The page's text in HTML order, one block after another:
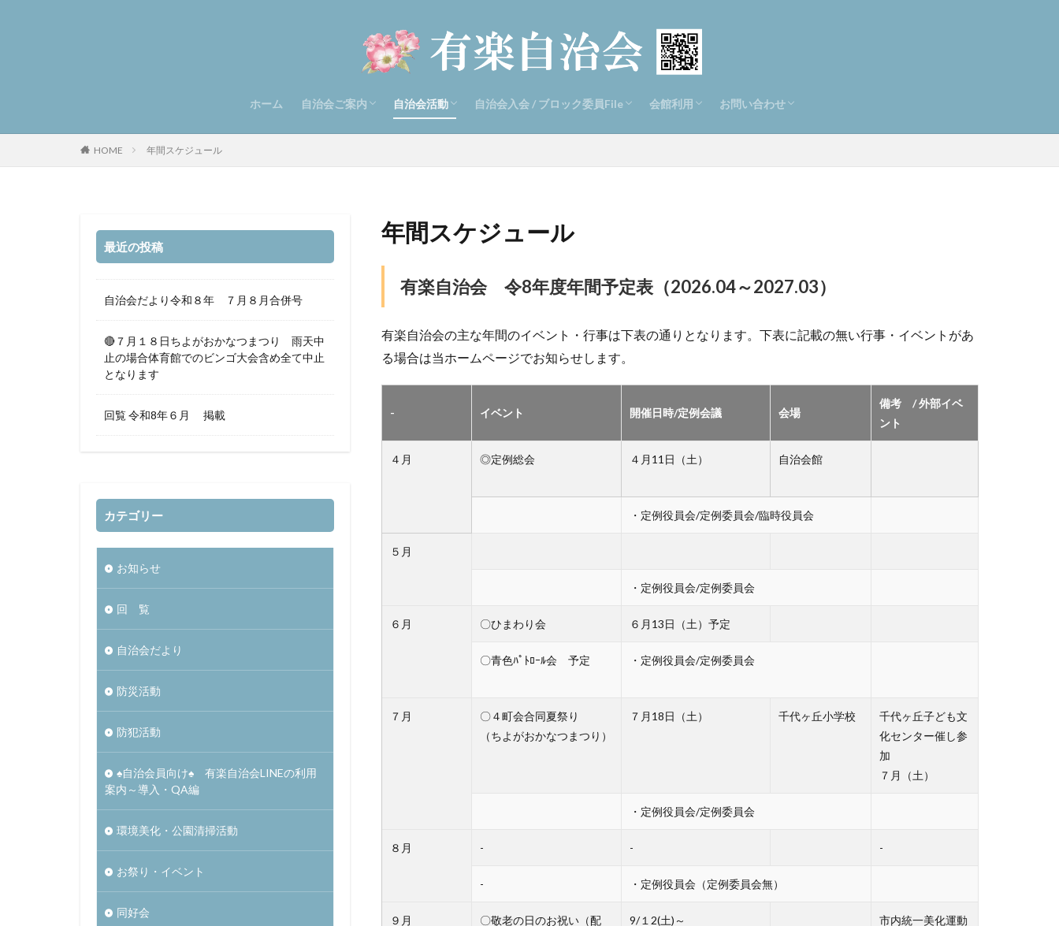
ホーム 自治会ご案内
自治会と地域の紹介
自治会組織と関連活動
自治会役員の活動 Ⅱ
有楽自治会エリアマップ
自治会役員名
有楽自治会規約・個人情報取り扱いルール
自治会活動
年間スケジュール
防災活動
防犯活動
お祭り・イベント
環境美化活動（千代ヶ丘公園 、ゴミ収集、
同好会 各活動・日時会費紹介 、同好会規
ひまわり会
自治会入会 / ブロック委員File
自治会活動と入会のご案内と入会希望届け
自治会ブロック委員向け各種ダウンロード書
会館利用
会館のご紹介
会館利用案内
会館利用申込書＆会館予約/照会システム利
会館利用・照会システム（予約システム）
お問い合わせ
お問合せ入力画面
HOME 年間スケジュール
年間スケジュール
有楽自治会 令8年度年間予定表（2026.04～2027.03）
有楽自治会の主な年間のイベント・行事は下表の通りとなります。下表に記載の無い行事・イベントがあ
る場合は当ホームページでお知らせします。
- イベント 開催日時/定例会議 会場
備考 / 外部イベ
ント
４月 ◎定例総会 ４月11日（土） 自治会館
・定例役員会/定例委員会/臨時役員会
５月
・定例役員会/定例委員会
６月 〇ひまわり会 ６月13日（土）予定
〇青色ﾊﾟﾄﾛｰﾙ会 予定 ・定例役員会/定例委員会
７月
〇４町会合同夏祭り
（ちよがおかなつまつり）
７月18日（土） 千代ヶ丘小学校
千代ヶ丘子ども文
化センター催し参
加
７月（土）
・定例役員会/定例委員会
８月 - - -
- ・定例役員会（定例委員会無）
９月
〇敬老の日のお祝い（配
9/１2(土)～
市内統一美化運動
最近の投稿
自治会だより令和８年 ７月８月合併号
🔴７月１８日ちよがおかなつまつり 雨天中
止の場合体育館でのビンゴ大会含め全て中止
となります
回覧 令和8年６月 掲載
カテゴリー
お知らせ
回 覧
自治会だより
防災活動
防犯活動
♠自治会員向け♠ 有楽自治会LINEの利用
案内～導入・QA編
環境美化・公園清掃活動
お祭り・イベント
同好会